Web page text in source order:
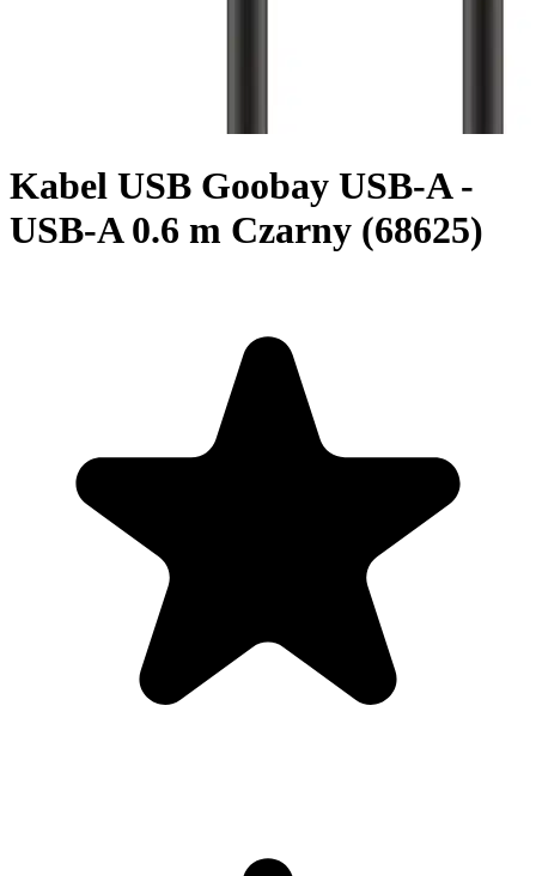
Kabel USB Goobay USB-A -
USB-A 0.6 m Czarny (68625)